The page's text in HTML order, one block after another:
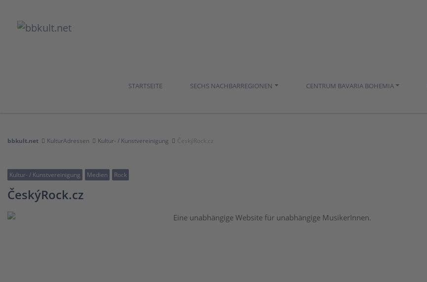
STARTSEITE SECHS NACHBARREGIONEN CENTRUM BAVARIA BOHEMIA
bbkult.net KulturAdressen Kultur- / Kunstvereinigung ČeskýRock.cz
Kultur- / Kunstvereinigung Medien Rock
ČeskýRock.cz
Eine unabhängige Website für unabhängige MusikerInnen.